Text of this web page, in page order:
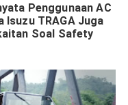
Penggunaan AC
Isuzu TRAGA Juga
Soal Safety
Musim Hujan, Ini